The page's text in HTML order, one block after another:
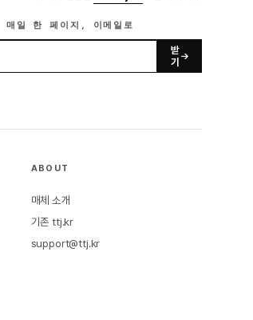
매일 한 페이지, 이메일로
받
기
ABOUT
매체 소개
기존 ttj.kr
support@ttj.kr